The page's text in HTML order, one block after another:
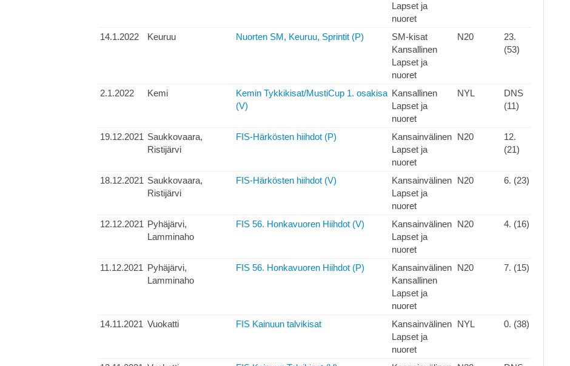
Lapset ja
nuoret
14.1.2022 Keuruu Nuorten SM, Keuruu, Sprintit (P)
SM-kisat
Kansallinen
Lapset ja
nuoret
N20
23.
(53)
2.1.2022 Kemi
Kemin Tykkikisat/MustiCup 1. osakisa
(V)
Kansallinen
Lapset ja
nuoret
NYL
DNS
(11)
19.12.2021 Saukkovaara,
Ristijärvi
FIS-Härkösten hiihdot (P)
Kansainvälinen
Lapset ja
nuoret
N20
12.
(21)
18.12.2021 Saukkovaara,
Ristijärvi
FIS-Härkösten hiihdot (V)
Kansainvälinen
Lapset ja
nuoret
N20 6. (23)
12.12.2021 Pyhäjärvi,
Lamminaho
FIS 56. Honkavuoren Hiihdot (V)
Kansainvälinen
Lapset ja
nuoret
N20 4. (16)
11.12.2021 Pyhäjärvi,
Lamminaho
FIS 56. Honkavuoren Hiihdot (P)
Kansainvälinen
Kansallinen
Lapset ja
nuoret
N20 7. (15)
14.11.2021 Vuokatti FIS Kainuun talvikisat
Kansainvälinen
Lapset ja
nuoret
NYL 0. (38)